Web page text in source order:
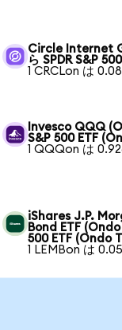
Circle Internet
ら SPDR S&P
1 CRCLon は
Invesco QQQ
S&P 500 ETF
1 QQQon は
iShares J.P.
Bond ETF
500 ETF (Ondo
1 LEMBon は